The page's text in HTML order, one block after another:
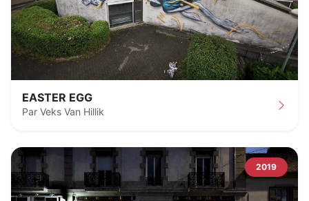
EASTER EGG
Par Veks Van Hillik
2019